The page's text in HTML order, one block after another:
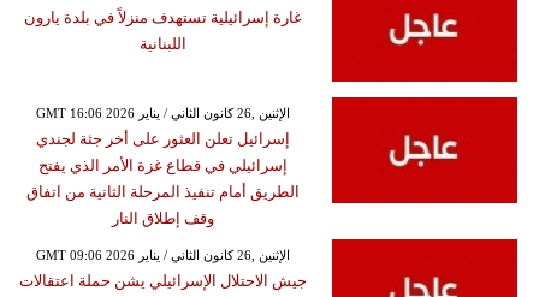
غارة إسرائيلية تستهدف منزلاً في بلدة يارون
اللبنانية
GMT 16:06 2026 الإثنين ,26 كانون الثاني / يناير
إسرائيل تعلن العثور على أخر جثة لجندي
إسرائيلي في قطاع غزة الأمر الذي يفتح
الطريق أمام تنفيذ المرحلة الثانية من اتفاق
وقف إطلاق النار
GMT 09:06 2026 الإثنين ,26 كانون الثاني / يناير
جيش الاحتلال الإسرائيلي يشن حملة اعتقالات